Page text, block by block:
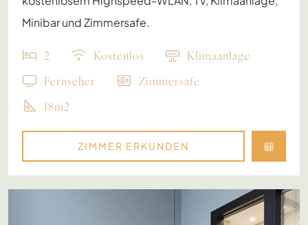
Minibar und Zimmersafe.
2 Kostenlos
Klimaanlage
Fernseher
Zimmersafe
18m2
ZIMMER ERKUNDEN